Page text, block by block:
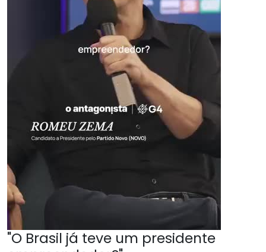
"O Brasil já teve um presidente